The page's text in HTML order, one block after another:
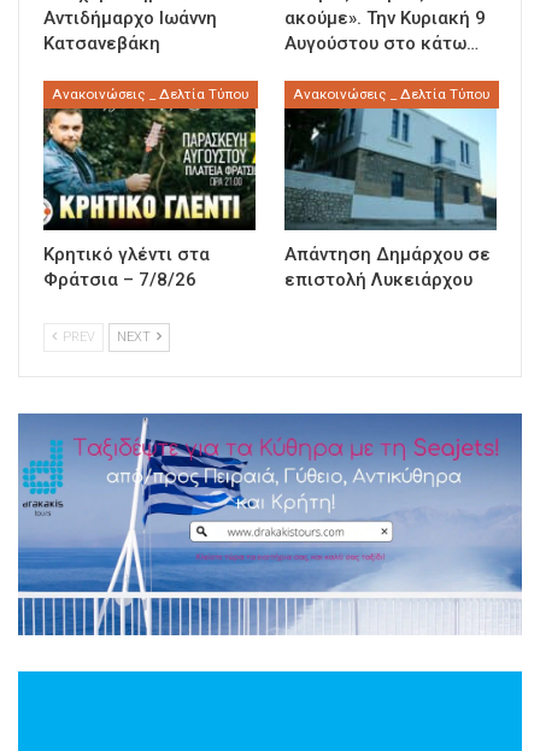
Αντιδήμαρχο Ιωάννη
Κατσανεβάκη
ακούμε». Την Κυριακή 9
Αυγούστου στο κάτω…
Ανακοινώσεις _ Δελτία Τύπου
Κρητικό γλέντι στα
Φράτσια – 7/8/26
Ανακοινώσεις _ Δελτία Τύπου
Απάντηση Δημάρχου σε
επιστολή Λυκειάρχου
PREV NEXT